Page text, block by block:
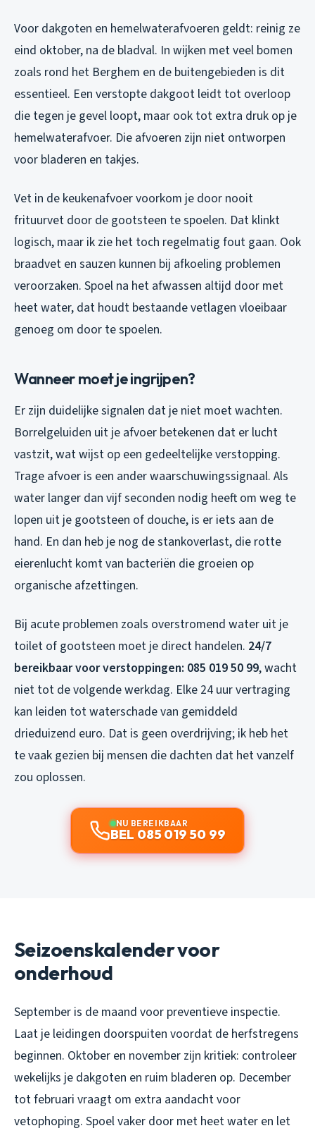
Voor dakgoten en hemelwaterafvoeren geldt: reinig ze
eind oktober, na de bladval. In wijken met veel bomen
zoals rond het Berghem en de buitengebieden is dit
essentieel. Een verstopte dakgoot leidt tot overloop
die tegen je gevel loopt, maar ook tot extra druk op je
hemelwaterafvoer. Die afvoeren zijn niet ontworpen
voor bladeren en takjes.
Vet in de keukenafvoer voorkom je door nooit
frituurvet door de gootsteen te spoelen. Dat klinkt
logisch, maar ik zie het toch regelmatig fout gaan. Ook
braadvet en sauzen kunnen bij afkoeling problemen
veroorzaken. Spoel na het afwassen altijd door met
heet water, dat houdt bestaande vetlagen vloeibaar
genoeg om door te spoelen.
Wanneer moet je ingrijpen?
Er zijn duidelijke signalen dat je niet moet wachten.
Borrelgeluiden uit je afvoer betekenen dat er lucht
vastzit, wat wijst op een gedeeltelijke verstopping.
Trage afvoer is een ander waarschuwingssignaal. Als
water langer dan vijf seconden nodig heeft om weg te
lopen uit je gootsteen of douche, is er iets aan de
hand. En dan heb je nog de stankoverlast, die rotte
eierenlucht komt van bacteriën die groeien op
organische afzettingen.
Bij acute problemen zoals overstromend water uit je
toilet of gootsteen moet je direct handelen. 24/7
bereikbaar voor verstoppingen: 085 019 50 99, wacht
niet tot de volgende werkdag. Elke 24 uur vertraging
kan leiden tot waterschade van gemiddeld
drieduizend euro. Dat is geen overdrijving; ik heb het
te vaak gezien bij mensen die dachten dat het vanzelf
zou oplossen.
NU BEREIKBAAR
BEL 085 019 50 99
Seizoenskalender voor
onderhoud
September is de maand voor preventieve inspectie.
Laat je leidingen doorspuiten voordat de herfstregens
beginnen. Oktober en november zijn kritiek: controleer
wekelijks je dakgoten en ruim bladeren op. December
tot februari vraagt om extra aandacht voor
vetophoping. Spoel vaker door met heet water en let